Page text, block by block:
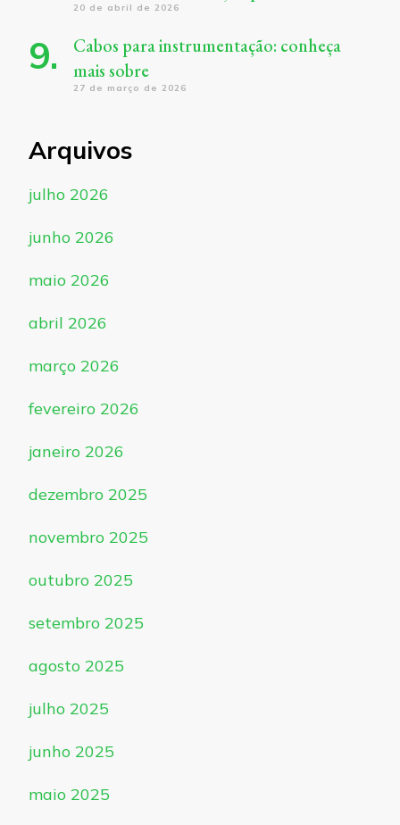
20 de abril de 2026
Cabos para instrumentação: conheça
mais sobre
27 de março de 2026
Arquivos
julho 2026
junho 2026
maio 2026
abril 2026
março 2026
fevereiro 2026
janeiro 2026
dezembro 2025
novembro 2025
outubro 2025
setembro 2025
agosto 2025
julho 2025
junho 2025
maio 2025